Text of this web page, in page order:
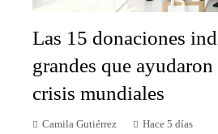
Las 15 donaciones
grandes que
crisis mundiales
Camila Gutiérrez Hace 5 días